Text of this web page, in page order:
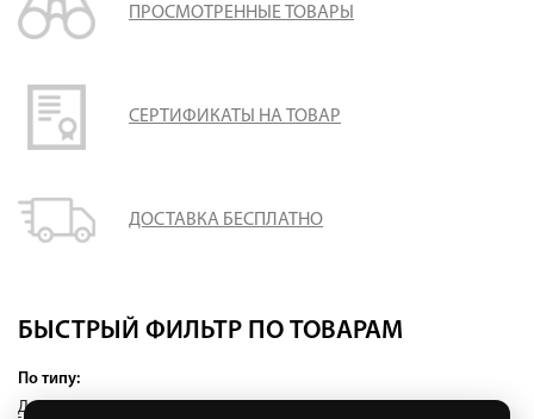
ПРОСМОТРЕННЫЕ ТОВАРЫ
СЕРТИФИКАТЫ НА ТОВАР
ДОСТАВКА БЕСПЛАТНО
БЫСТРЫЙ ФИЛЬТР ПО ТОВАРАМ
По типу:
Дверцы чугунные печные